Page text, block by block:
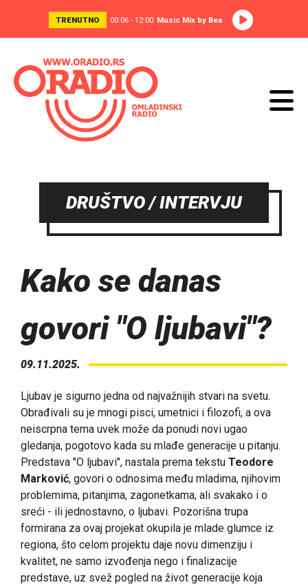
TRENUTNO 00:06 - 12:00 Music Mix by Bea
DRUŠTVO / INTERVJU
Kako se danas
govori "O ljubavi"?
09.11.2025.
Ljubav je sigurno jedna od najvažnijih stvari na svetu.
Obrađivali su je mnogi pisci, umetnici i filozofi, a ova
neiscrpna tema uvek može da ponudi novi ugao
gledanja, pogotovo kada su mlađe generacije u pitanju.
Predstava "O ljubavi", nastala prema tekstu Teodore
Marković, govori o odnosima među mladima, njihovim
problemima, pitanjima, zagonetkama, ali svakako i o
sreći - ili jednostavno, o ljubavi. Pozorišna trupa
formirana za ovaj projekat okupila je mlade glumce iz
regiona, što celom projektu daje novu dimenziju i
kvalitet, ne samo izvođenja nego i finalizacije
predstave, uz svež pogled na život generacije koja